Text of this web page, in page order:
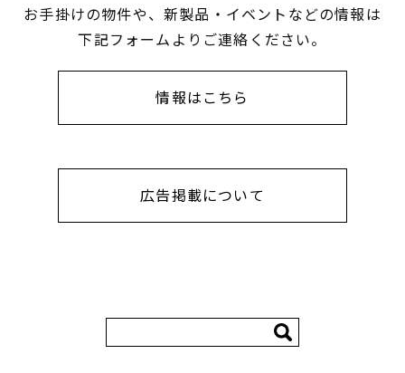
お手掛けの物件や、新製品・イベントなどの情報は
下記フォームよりご連絡ください。
情報はこちら
広告掲載について
索: